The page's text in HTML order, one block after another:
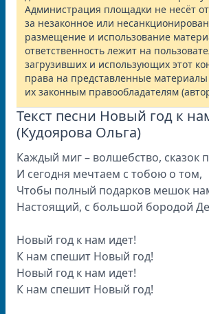
Администрация площадки не несёт
за незаконное или
размещение и использование
ответственность лежит на
загрузивших и использующих этот
права на представленные
их законным правообладателям
Текст песни Новый год к
(Кудоярова Ольга)
Каждый миг – волшебство, сказок
И сегодня мечтаем с тобою о том,
Чтобы полный подарков мешок
Настоящий, с большой бородой
Новый год к нам идет!
К нам спешит Новый год!
Новый год к нам идет!
К нам спешит Новый год!